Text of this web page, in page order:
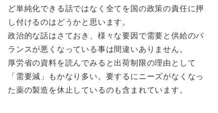
ど単純化できる話ではなく全てを国の政策の責任に押
し付けるのはどうかと思います。
政治的な話はさておき、様々な要因で需要と供給のバ
ランスが悪くなっている事は間違いありません。
厚労省の資料を読んでみると出荷制限の理由として
「需要減」もかなり多い。要するにニーズがなくなっ
た薬の製造を休止しているのも含まれています。